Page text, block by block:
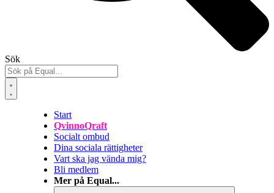
Sök
Start
QvinnoQraft
Socialt ombud
Dina sociala rättigheter
Vart ska jag vända mig?
Bli medlem
Mer på Equal...